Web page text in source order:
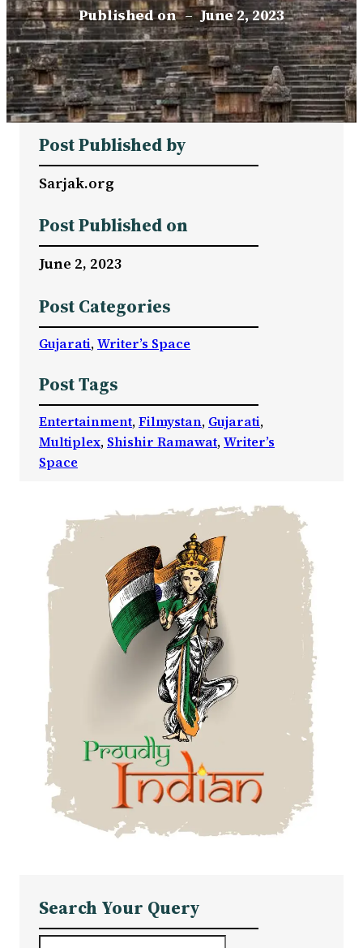
Published on – June 2, 2023
Post Published by
Sarjak.org
Post Published on
June 2, 2023
Post Categories
Gujarati, Writer’s Space
Post Tags
Entertainment, Filmystan, Gujarati
Multiplex, Shishir Ramawat, Writer’s
Space
Search Your Query